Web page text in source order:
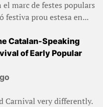
el marc de festes populars
festiva prou estesa en...
Catalan-Speaking
of Early Popular
Carnival very differently.